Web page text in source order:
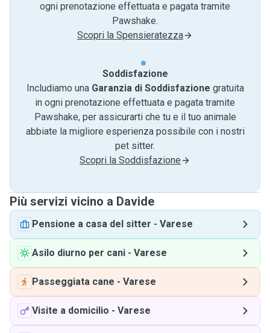
ogni prenotazione effettuata e pagata tramite
Pawshake.
Scopri la Spensieratezza
Soddisfazione
Includiamo una Garanzia di Soddisfazione gratuita
in ogni prenotazione effettuata e pagata tramite
Pawshake, per assicurarti che tu e il tuo animale
abbiate la migliore esperienza possibile con i nostri
pet sitter.
Scopri la Soddisfazione
Più servizi vicino a Davide
Pensione a casa del sitter - Varese
Asilo diurno per cani - Varese
Passeggiata cane - Varese
Visite a domicilio - Varese